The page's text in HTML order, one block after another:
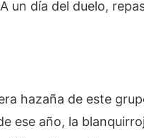
un día del duelo,
hazaña de este
ese año, la